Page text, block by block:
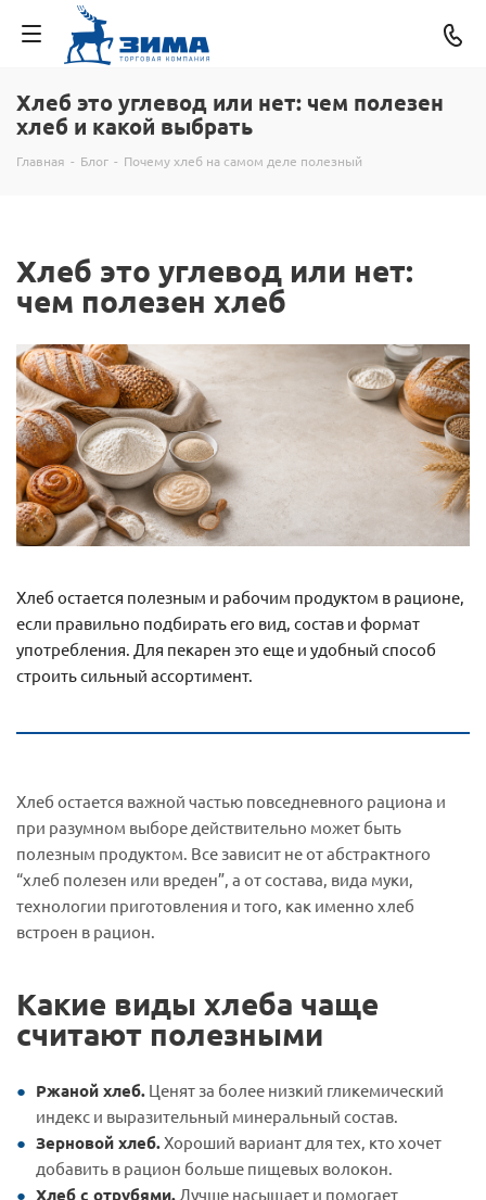
Хлеб это углевод или нет: чем полезен
хлеб и какой выбрать
Главная - Блог - Почему хлеб на самом деле полезный
Хлеб это углевод или нет:
чем полезен хлеб
Хлеб остается полезным и рабочим продуктом в рационе,
если правильно подбирать его вид, состав и формат
употребления. Для пекарен это еще и удобный способ
строить сильный ассортимент.
Хлеб остается важной частью повседневного рациона и
при разумном выборе действительно может быть
полезным продуктом. Все зависит не от абстрактного
“хлеб полезен или вреден”, а от состава, вида муки,
технологии приготовления и того, как именно хлеб
встроен в рацион.
Какие виды хлеба чаще
считают полезными
Ржаной хлеб. Ценят за более низкий гликемический
индекс и выразительный минеральный состав.
Зерновой хлеб.Хороший вариант для тех, кто хочет
добавить в рацион больше пищевых волокон.
Хлеб с отрубями. Лучше насыщает и помогает